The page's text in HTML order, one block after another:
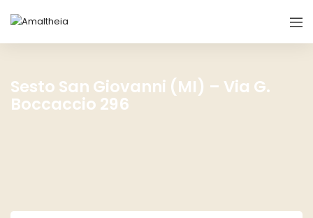
Sesto San Giovanni (MI) – Via G.
Boccaccio 296